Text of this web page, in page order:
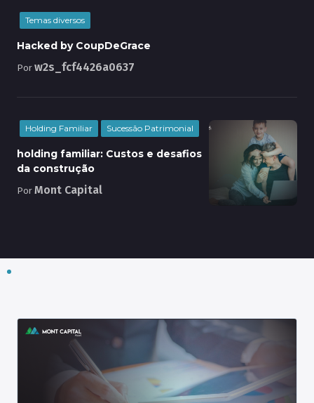
Temas diversos
Hacked by CoupDeGrace
Por w2s_fcf4426a0637
Holding Familiar Sucessão Patrimonial
holding familiar: Custos e desafios
da construção
Por Mont Capital